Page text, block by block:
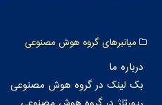
میانبرهای گروه هوش مصنوعی
درباره ما
بک لینک در گروه هوش مصنوعی